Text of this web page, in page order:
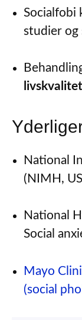
Socialfobi
studier og
National
(NIMH,
National
Social
Mayo
(social